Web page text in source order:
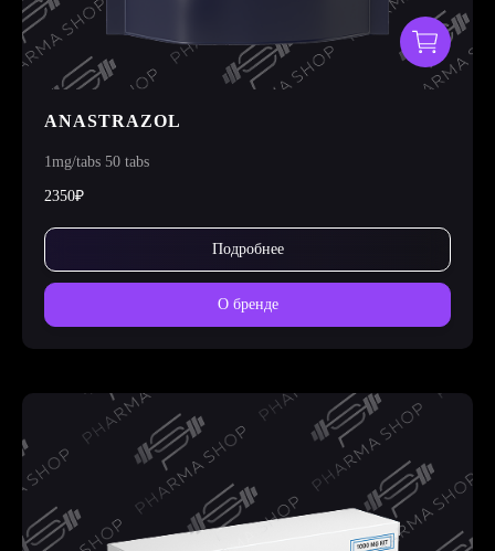
ANASTRAZOL
1mg/tabs 50 tabs
2350₽
Подробнее
О бренде